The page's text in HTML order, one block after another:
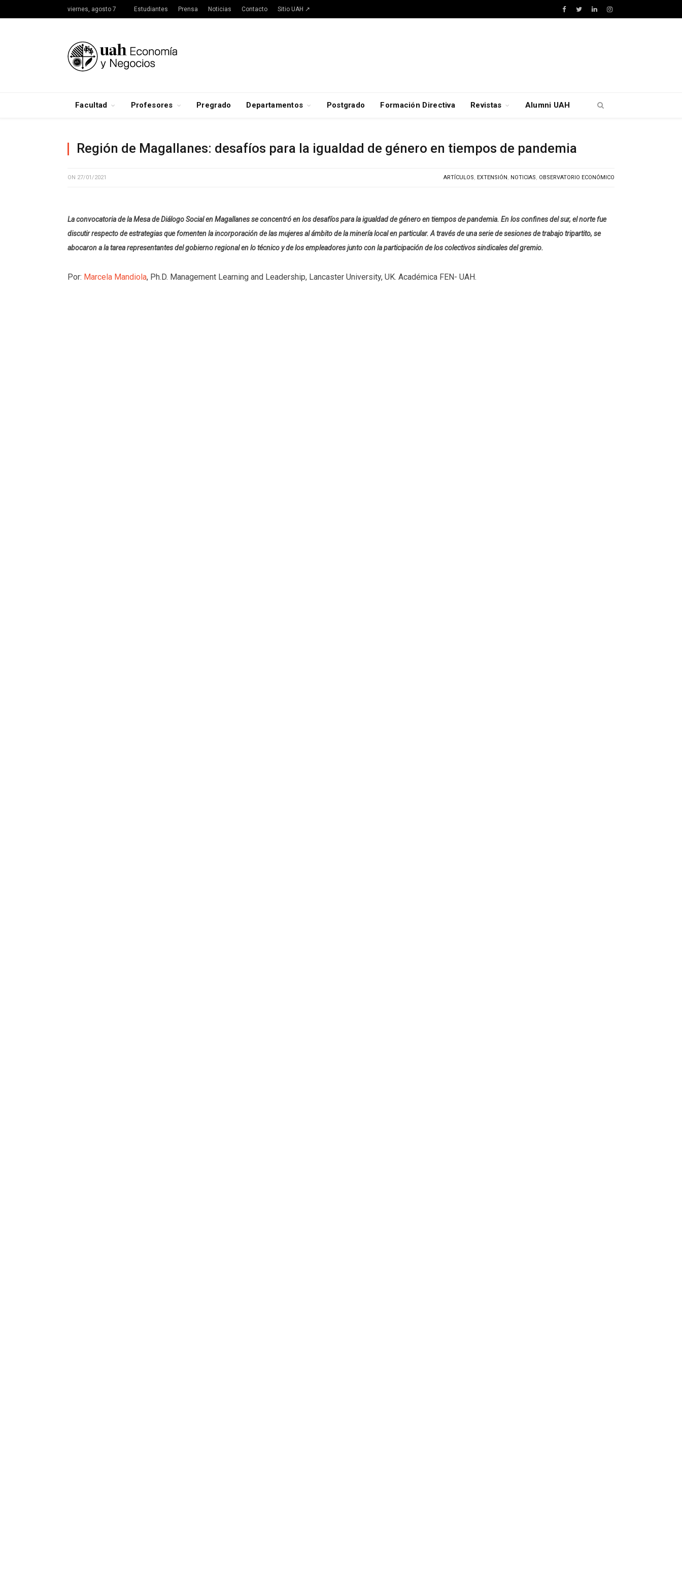
viernes, agosto 7 Estudiantes Prensa Noticias Contacto Sitio UAH ↗ Facebook
TwitterLinkedInInstagram
Facultad Profesores Pregrado Departamentos Postgrado Formación Directiva Revistas Alumni UAH
Región de Magallanes: desafíos para la igualdad de género en tiempos de pandemia
ON 27/01/2021 ARTÍCULOS, EXTENSIÓN, NOTICIAS, OBSERVATORIO ECONÓMICO
La convocatoria de la Mesa de Diálogo Social en Magallanes se concentró en los desafíos para la igualdad de género en tiempos de pandemia. En los confines del sur, el norte fue
discutir respecto de estrategias que fomenten la incorporación de las mujeres al ámbito de la minería local en particular. A través de una serie de sesiones de trabajo tripartito, se
abocaron a la tarea representantes del gobierno regional en lo técnico y de los empleadores junto con la participación de los colectivos sindicales del gremio.
Por: Marcela Mandiola, Ph.D. Management Learning and Leadership, Lancaster University, UK. Académica FEN- UAH.